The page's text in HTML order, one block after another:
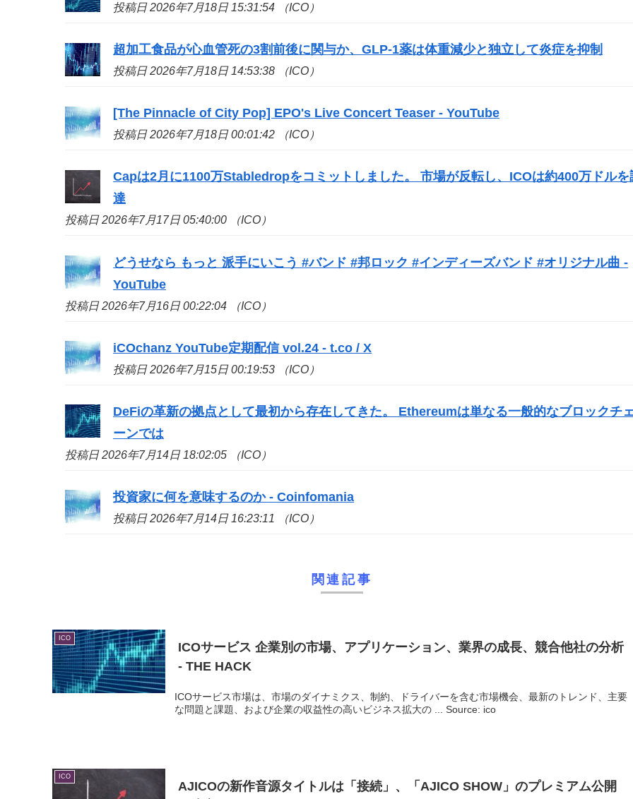
投稿日 2026年7月18日 15:31:54 （ICO）
超加工食品が心血管死の3割前後に関与か、GLP-1薬は体重減少と独立して炎症を抑制
投稿日 2026年7月18日 14:53:38 （ICO）
[The Pinnacle of City Pop] EPO's Live Concert Teaser - YouTube
投稿日 2026年7月18日 00:01:42 （ICO）
Capは2月に1100万Stabledropをコミットしました。 市場が反転し、 ICOは約400万ドルを
達
投稿日 2026年7月17日 05:40:00 （ICO）
どうせなら もっと 派手にいこう #バンド #邦ロック #インディーズバンド #オリジナル曲 -
YouTube
投稿日 2026年7月16日 00:22:04 （ICO）
iCOchanz YouTube定期配信 vol.24 - t.co / X
投稿日 2026年7月15日 00:19:53 （ICO）
DeFiの革新の拠点として最初から存在してきた。 Ethereumは単なる一般的なブロックチ
ーンでは
投稿日 2026年7月14日 18:02:05 （ICO）
投資家に何を意味するのか - Coinfomania
投稿日 2026年7月14日 16:23:11 （ICO）
関連記事
ICO
ICOサービス 企業別の市場、アプリケーション、業界の成長、競合他社の分析
- THE HACK
ICOサービス市場は、市場のダイナミクス、制約、ドライバーを含む市場機会、最新のトレンド、主要
な問題と課題、および企業の収益性の高いビジネス拡大の ... Source: ico
ICO
AJICOの新作音源タイトルは「接続」、「AJICO SHOW」のプレミアム公開